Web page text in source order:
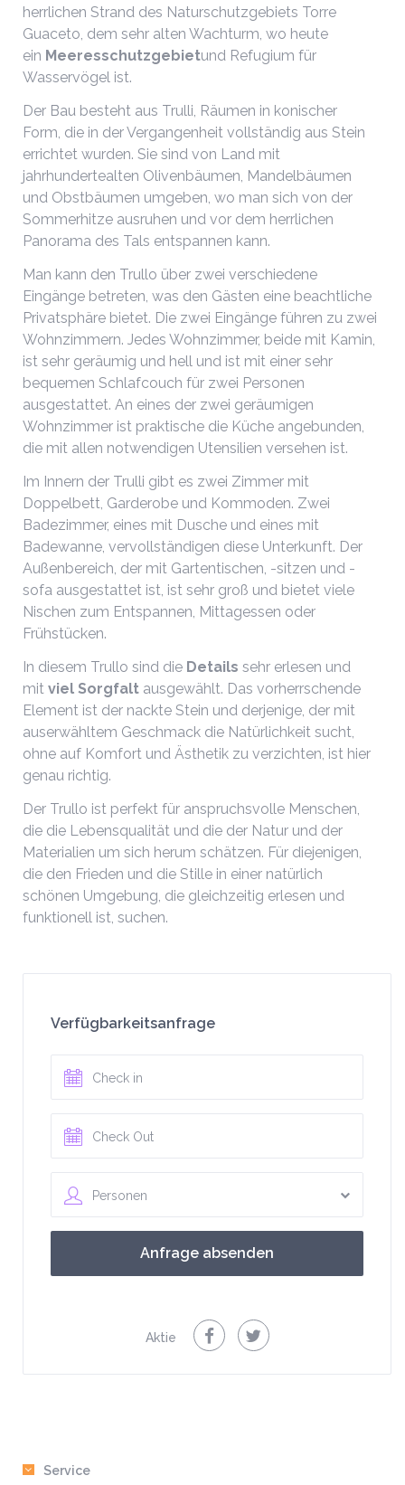
herrlichen Strand des Naturschutzgebiets Torre
Guaceto, dem sehr alten Wachturm, wo heute
ein Meeresschutzgebietund Refugium für
Wasservögel ist.
Der Bau besteht aus Trulli, Räumen in konischer
Form, die in der Vergangenheit vollständig aus Stein
errichtet wurden. Sie sind von Land mit
jahrhundertealten Olivenbäumen, Mandelbäumen
und Obstbäumen umgeben, wo man sich von der
Sommerhitze ausruhen und vor dem herrlichen
Panorama des Tals entspannen kann.
Man kann den Trullo über zwei verschiedene
Eingänge betreten, was den Gästen eine beachtliche
Privatsphäre bietet. Die zwei Eingänge führen zu zwei
Wohnzimmern. Jedes Wohnzimmer, beide mit Kamin,
ist sehr geräumig und hell und ist mit einer sehr
bequemen Schlafcouch für zwei Personen
ausgestattet. An eines der zwei geräumigen
Wohnzimmer ist praktische die Küche angebunden,
die mit allen notwendigen Utensilien versehen ist.
Im Innern der Trulli gibt es zwei Zimmer mit
Doppelbett, Garderobe und Kommoden. Zwei
Badezimmer, eines mit Dusche und eines mit
Badewanne, vervollständigen diese Unterkunft. Der
Außenbereich, der mit Gartentischen, -sitzen und -
sofa ausgestattet ist, ist sehr groß und bietet viele
Nischen zum Entspannen, Mittagessen oder
Frühstücken.
In diesem Trullo sind die Details sehr erlesen und
mit viel Sorgfalt ausgewählt. Das vorherrschende
Element ist der nackte Stein und derjenige, der mit
auserwähltem Geschmack die Natürlichkeit sucht,
ohne auf Komfort und Ästhetik zu verzichten, ist hier
genau richtig.
Der Trullo ist perfekt für anspruchsvolle Menschen,
die die Lebensqualität und die der Natur und der
Materialien um sich herum schätzen. Für diejenigen,
die den Frieden und die Stille in einer natürlich
schönen Umgebung, die gleichzeitig erlesen und
funktionell ist, suchen.
Verfügbarkeitsanfrage
Personen
Aktie
Service